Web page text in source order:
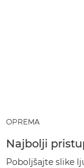
OPREMA
Najbolji
Poboljšajte slike